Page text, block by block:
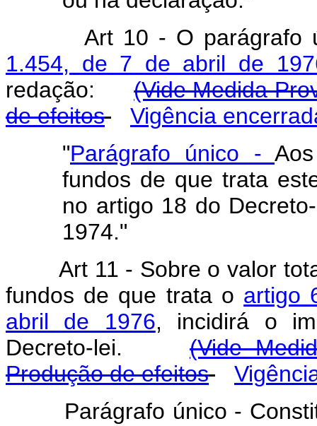
Art 10 - O parágrafo
1.454, de 7 de abril de
redação:(Vide Medida
de efeitos
Vigência
"Parágrafo único -
fundos de que trata
no artigo 18 do
1974."
Art 11 - Sobre o valor
fundos de que trata o artigo
abril de 1976, incidirá o
Decreto-lei. (Vide
Produção de efeitos
Parágrafo único -